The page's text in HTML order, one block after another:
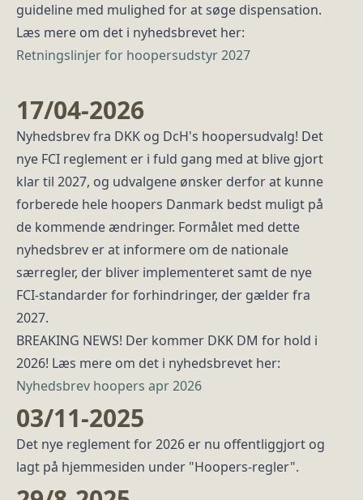
guideline med mulighed for at søge dispensation.
Læs mere om det i nyhedsbrevet her:
Retningslinjer for hoopersudstyr 2027
17/04-2026
Nyhedsbrev fra DKK og DcH's hoopersudvalg! Det
nye FCI reglement er i fuld gang med at blive gjort
klar til 2027, og udvalgene ønsker derfor at kunne
forberede hele hoopers Danmark bedst muligt på
de kommende ændringer. Formålet med dette
nyhedsbrev er at informere om de nationale
særregler, der bliver implementeret samt de nye
FCI-standarder for forhindringer, der gælder fra
2027.
BREAKING NEWS! Der kommer DKK DM for hold i
2026! Læs mere om det i nyhedsbrevet her:
Nyhedsbrev hoopers apr 2026
03/11-2025
Det nye reglement for 2026 er nu offentliggjort og
lagt på hjemmesiden under "Hoopers-regler".